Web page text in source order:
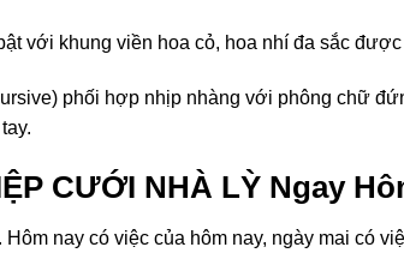
với khung viền hoa cỏ, hoa nhí đa sắc
phối hợp nhịp nhàng với phông chữ
CƯỚI NHÀ LỲ Ngay
nay có việc của hôm nay, ngày mai có